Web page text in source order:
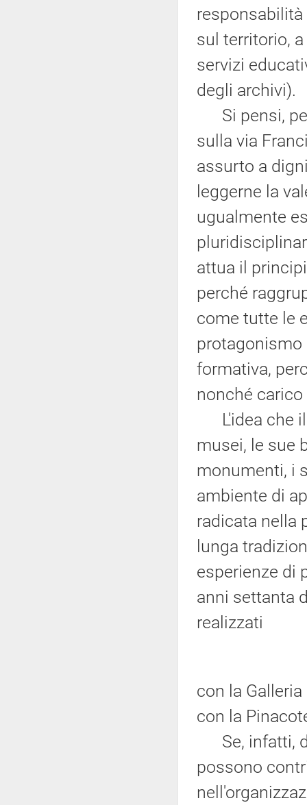
sul territorio,
servizi
degli archivi).
Si pensi,
sulla via
assurto a
leggerne la
ugualmente
attua il
perché
come tutte le
protagonismo
formativa,
nonché
L'idea che il
musei, le sue
monumenti, i
ambiente di
radicata nella
lunga
esperienze di
anni settanta
realizzati
con la
con la
Se, infatti,
possono